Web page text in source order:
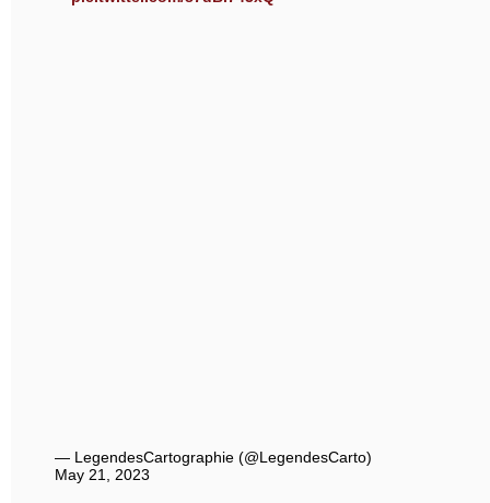
— LegendesCartographie (@LegendesCarto)
May 21, 2023